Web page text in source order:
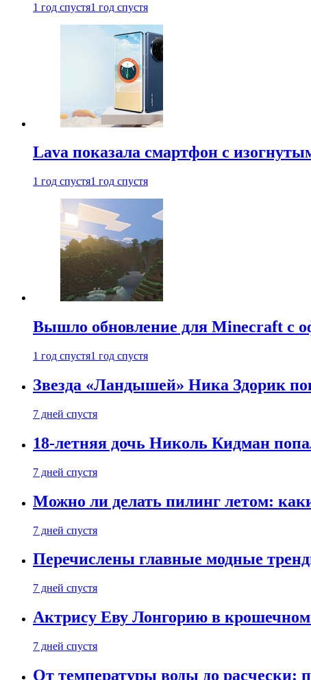
1 год спустя1 год спустя
Lava показала смартфон с
1 год спустя1 год спустя
Вышло обновление для Minecraft с
1 год спустя1 год спустя
Звезда «Ландышей» Ника Здорик
7 дней спустя
18-летняя дочь Николь Кидман
7 дней спустя
Можно ли делать пилинг летом:
7 дней спустя
Перечислены главные модные
7 дней спустя
Актрису Еву Лонгорию в
7 дней спустя
От температуры воды до расчески: